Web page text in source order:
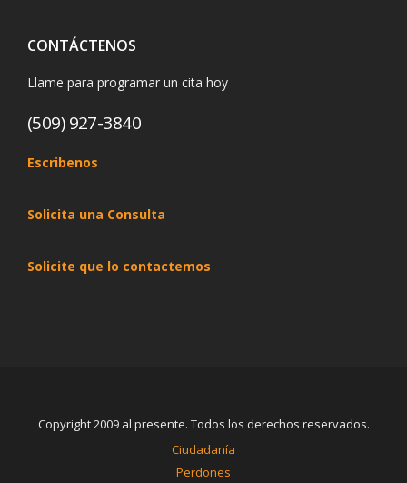
CONTÁCTENOS
Llame para programar un cita hoy
(509) 927-3840
Escribenos
Solicita una Consulta
Solicite que lo contactemos
Copyright 2009 al presente. Todos los derechos reservados.
Ciudadanía
Perdones